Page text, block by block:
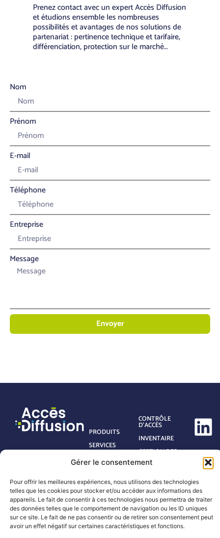
Gérer le consentement
Pour offrir les meilleures expériences, nous utilisons des technologies
telles que les cookies pour stocker et/ou accéder aux informations des
appareils. Le fait de consentir à ces technologies nous permettra de traiter
des données telles que le comportement de navigation ou les ID uniques
sur ce site. Le fait de ne pas consentir ou de retirer son consentement peut
avoir un effet négatif sur certaines caractéristiques et fonctions.
Prenez contact avec un expert Accès Diffusion
et étudions ensemble les nombreuses
possibilités et avantages de nos solutions de
partenariat : pertinence technique et tarifaire,
différenciation, protection sur le marché…
Nom
Prénom
E-mail
Téléphone
Entreprise
Message
Envoyer
PRODUITS
SERVICES
ACTUALITÉS
NOUS
CONTACT
FAQ
CONTRÔLE
D’ACCÈS
INVENTAIRE
GESTION DES
DÉCHETS
TRANSPORT &
LOGISTIQUE
RETAIL &
COMMERCE